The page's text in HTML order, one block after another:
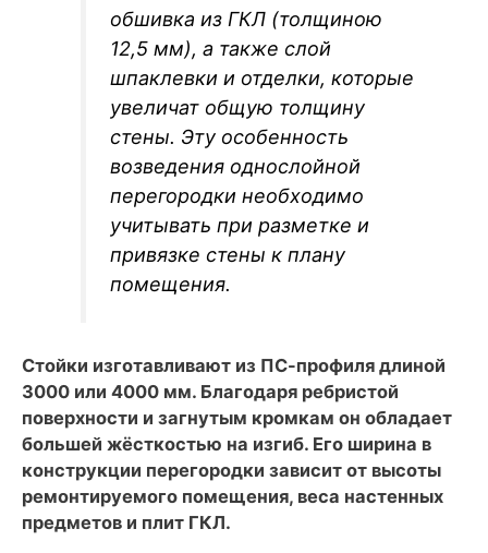
обшивка из ГКЛ (толщиною
12,5 мм), а также слой
шпаклевки и отделки, которые
увеличат общую толщину
стены. Эту особенность
возведения однослойной
перегородки необходимо
учитывать при разметке и
привязке стены к плану
помещения.
Стойки изготавливают из ПС-профиля длиной
3000 или 4000 мм. Благодаря ребристой
поверхности и загнутым кромкам он обладает
большей жёсткостью на изгиб. Его ширина в
конструкции перегородки зависит от высоты
ремонтируемого помещения, веса настенных
предметов и плит ГКЛ.